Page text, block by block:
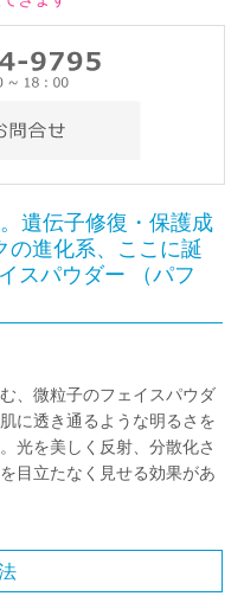
遺伝子修復・保護成
の進化系、ここに誕
スパウダー （パフ
、微粒子のフェイスパウダ
に透き通るような明るさを
光を美しく反射、分散化さ
目立たなく見せる効果があ